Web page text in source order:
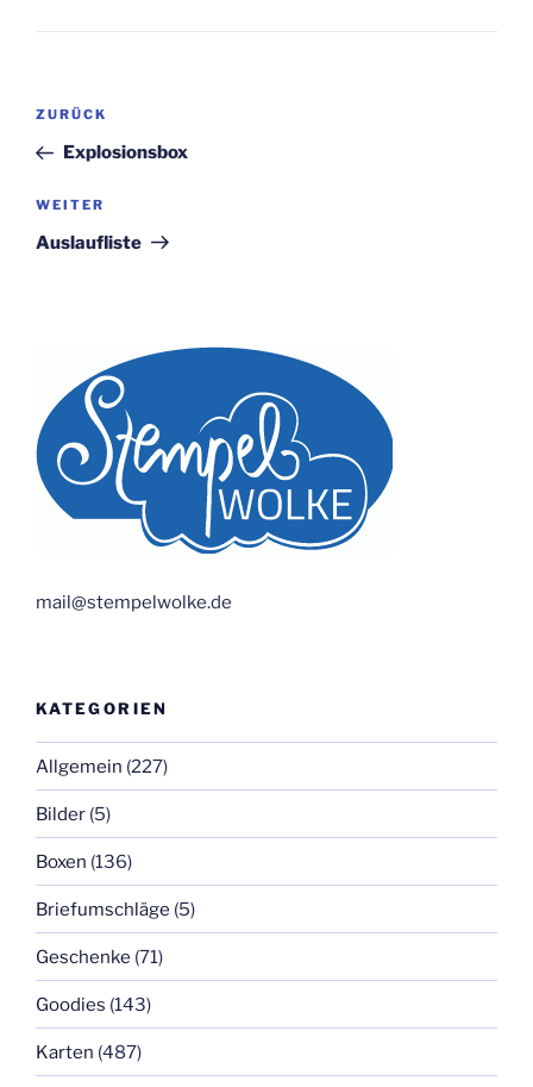
Beitragsnavigation
Vorheriger
Beitrag
ZURÜCK
Explosionsbox
Nächster
Beitrag
WEITER
Auslaufliste
mail@stempelwolke.de
KATEGORIEN
Allgemein (227)
Bilder (5)
Boxen (136)
Briefumschläge (5)
Geschenke (71)
Goodies (143)
Karten (487)